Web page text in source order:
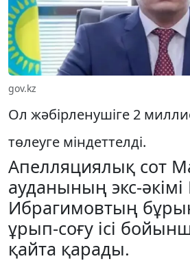
gov.kz
Ол жәбірленушіге 2
төлеуге міндеттелді.
Апелляциялық сот
ауданының экс-әкімі
Ибрагимовтың
ұрып-соғу ісі
қайта қарады.